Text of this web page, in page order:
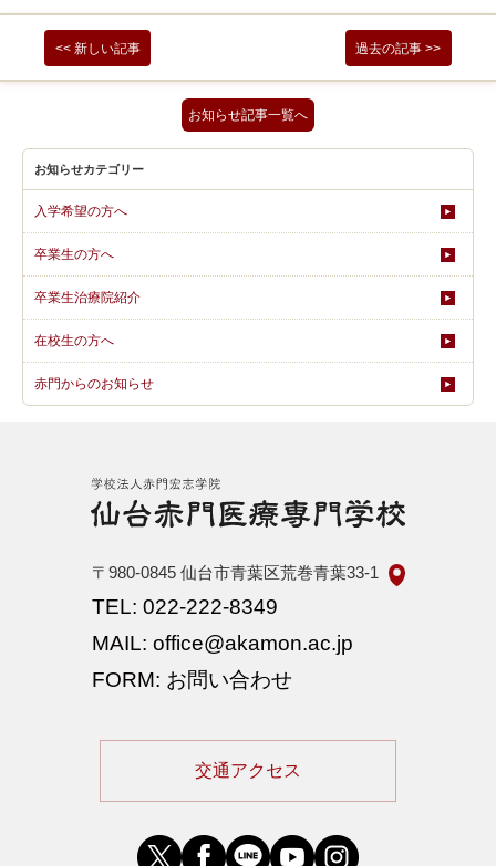
過去の記事 >>
<< 新しい記事
お知らせ記事一覧へ
お知らせカテゴリー
入学希望の方へ
卒業生の方へ
卒業生治療院紹介
在校生の方へ
赤門からのお知らせ
〒980-0845 仙台市青葉区荒巻青葉33-1
TEL: 022-222-8349
MAIL: office@akamon.ac.jp
FORM: お問い合わせ
交通アクセス